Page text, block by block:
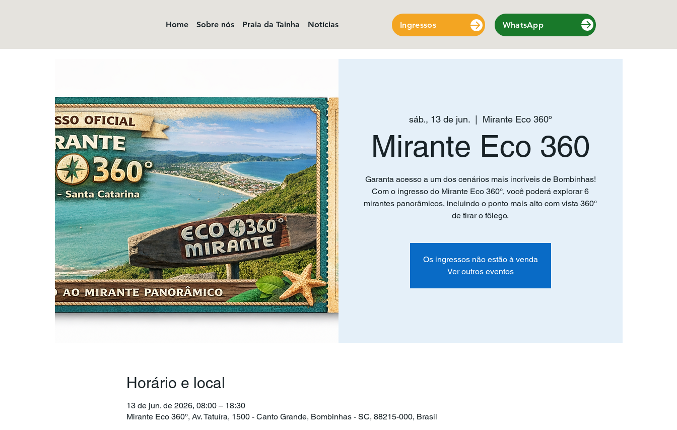
Home Sobre nós Praia da Tainha Notícias Ingressos WhatsApp
sáb., 13 de jun.
  |
Mirante Eco 360º
Mirante Eco 360
Garanta acesso a um dos cenários mais incríveis de Bombinhas!
Com o ingresso do Mirante Eco 360°, você poderá explorar 6
mirantes panorâmicos, incluindo o ponto mais alto com vista 360°
de tirar o fôlego.
Os ingressos não estão à venda
Ver outros eventos
Horário e local
13 de jun. de 2026, 08:00 – 18:30
Mirante Eco 360º, Av. Tatuíra, 1500 - Canto Grande, Bombinhas - SC, 88215-000, Brasil